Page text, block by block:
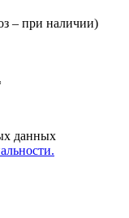
– при наличии)
данных